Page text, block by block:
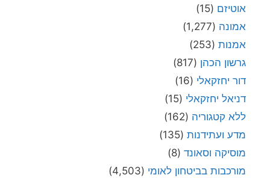
אוטיזם (15)
אמונה (1,277)
אמנות (253)
גרשון הכהן (817)
דור יחזקאלי (16)
דניאל יחזקאלי (15)
ללא קטגוריה (162)
מדע ועתידנות (135)
מוסיקה וסאונד (8)
מורכבות בביטחון לאומי (4,503)